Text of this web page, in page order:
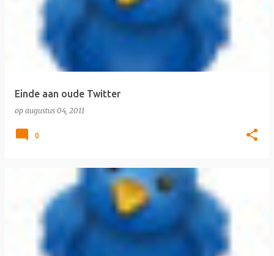
Einde aan oude Twitter
op augustus 04, 2011
0